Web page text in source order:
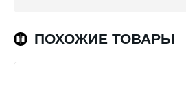
ПОХОЖИЕ ТОВАРЫ